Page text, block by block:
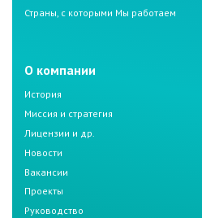
Страны, с которыми Мы работаем
О компании
История
Миссия и стратегия
Лицензии и др.
Новости
Вакансии
Проекты
Руководство